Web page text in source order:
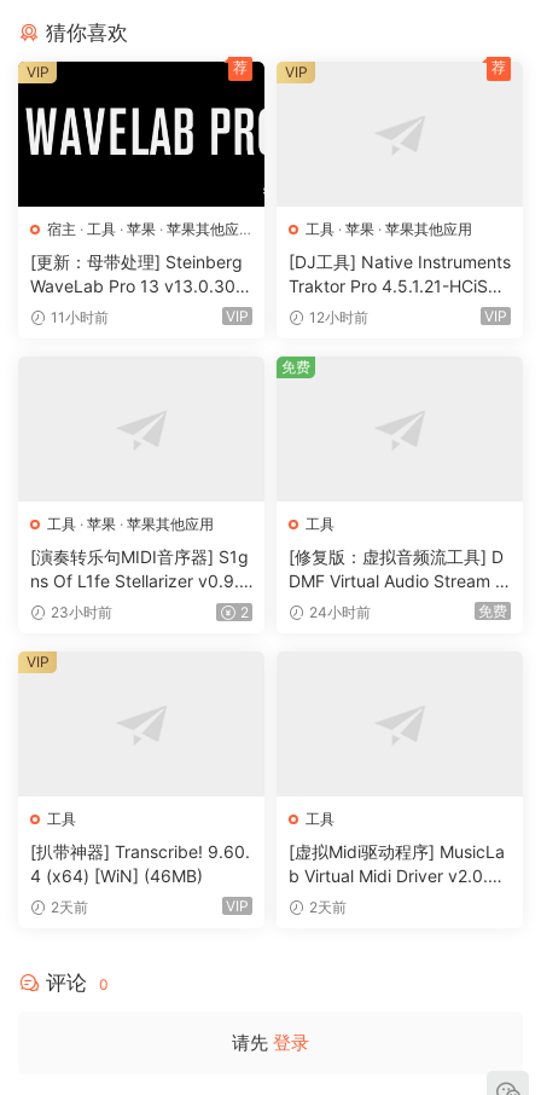
SpectraLayers delivers audio empowerment by showing
sounds as visual objects. You can explore, reach in, take
and transform, working wonders on tasks ranging from
repairing and restoring audio to freeform sound design.
Unmatched selection tools developed over many years are
extraction and repair processes, making this the most
significant version of SpectraLayers yet.
Artificial Intelligence. Sensory Integration.
Looking at audio on a spectrograph display is one thing,
but the ability to easily touch, sculpt and shape what you
see is what sets SpectraLayers apart. And now you have a
skilled, highly trained AI partner that can sense patterns,
perform operations and speed you on your way to perfect
A foundation for AI-enhanced processing
The manual selection tools in SpectraLayers allow
everything from broad brush editing to microscopic
intervention. AI-assisted processes bring even more
speed and precision, making the SpectraLayers tool set
and create freeform mixes. Automatically unmix tracks into
stems, and stems into component parts. Quickly identify,
isolate, and work on the tone, transients and noise
signatures of extracted instruments. Do you make
surgical precision in SpectraLayers. It’s a freeform music
猜你喜欢
宿主 · 工具 · 苹果 · 苹果其他应
用· 苹果宿主
[更新：母带处理] Steinberg
WaveLab Pro 13 v13.0.30
+安装方法 [WiN, MacOSX]
11小时前 VIP
VIP 荐
工具 · 苹果 · 苹果其他应用
[DJ工具] Native Instruments
Traktor Pro 4.5.1.21-HCiSO
[MacOSX]（402.83MB）
12小时前 VIP
VIP 荐
工具 · 苹果 · 苹果其他应用
[演奏转乐句MIDI音序器] S1g
ns Of L1fe Stellarizer v0.9.1
BETA-ARCADiA [WiN, MacO
23小时前 2
工具
[修复版：虚拟音频流工具] D
DMF Virtual Audio Stream v
2.0.2 x32 x64 Rev5-itUsed
24小时前 免费
免费
工具
[扒带神器] Transcribe! 9.60.
4 (x64) [WiN] (46MB)
2天前 VIP
VIP
工具
[虚拟Midi驱动程序] MusicLa
b Virtual Midi Driver v2.0.3-
R2R [WiN]（0.5MB）
2天前
评论 0
请先 登录